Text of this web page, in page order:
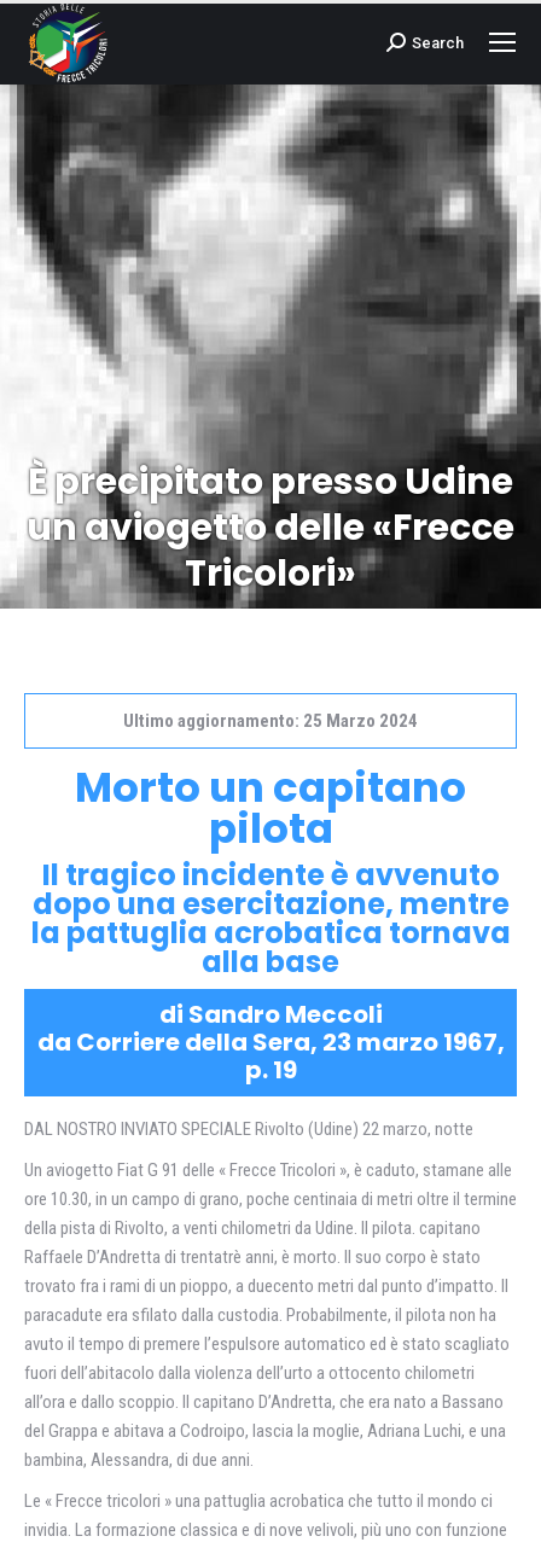
Cerca:Search
È precipitato presso Udine
un aviogetto delle «Frecce
Tricolori»
Tu sei qui:
Ultimo aggiornamento: 25 Marzo 2024
Morto un capitano
pilota
Il tragico incidente è avvenuto
dopo una esercitazione, mentre
la pattuglia acrobatica tornava
alla base
di Sandro Meccoli
da Corriere della Sera, 23 marzo 1967,
p. 19
DAL NOSTRO INVIATO SPECIALE Rivolto (Udine) 22 marzo, notte
Un aviogetto Fiat G 91 delle « Frecce Tricolori », è caduto, stamane alle
ore 10.30, in un campo di grano, poche centinaia di metri oltre il termine
della pista di Rivolto, a venti chilometri da Udine. Il pilota. capitano
Raffaele D’Andretta di trentatrè anni, è morto. Il suo corpo è stato
trovato fra i rami di un pioppo, a duecento metri dal punto d’impatto. Il
paracadute era sfilato dalla custodia. Probabilmente, il pilota non ha
avuto il tempo di premere l’espulsore automatico ed è stato scagliato
fuori dell’abitacolo dalla violenza dell’urto a ottocento chilometri
all’ora e dallo scoppio. Il capitano D’Andretta, che era nato a Bassano
del Grappa e abitava a Codroipo, lascia la moglie, Adriana Luchi, e una
bambina, Alessandra, di due anni.
Le « Frecce tricolori » una pattuglia acrobatica che tutto il mondo ci
invidia. La formazione classica e di nove velivoli, più uno con funzione